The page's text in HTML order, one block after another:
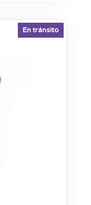
En tránsito